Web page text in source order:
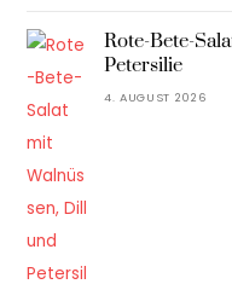
Rote-Bete-
Petersilie
4. AUGUST 2026